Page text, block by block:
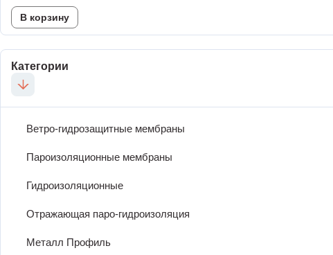
В корзину
Категории
Ветро-гидрозащитные мембраны
Пароизоляционные мембраны
Гидроизоляционные
Отражающая паро-гидроизоляция
Металл Профиль